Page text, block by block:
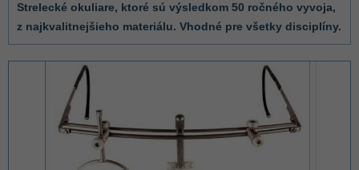
Strelecké okuliare, ktoré sú výsledkom 50 ročného vyvoja,
z najkvalitnejšieho materiálu. Vhodné pre všetky disciplíny.